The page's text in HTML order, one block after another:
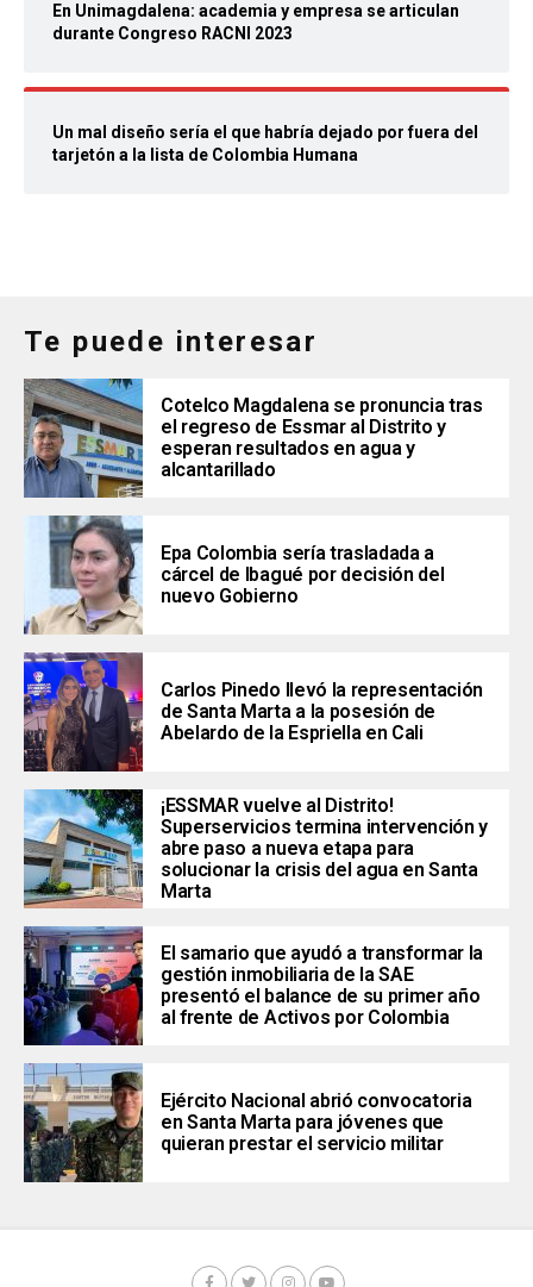
En Unimagdalena: academia y empresa se articulan
durante Congreso RACNI 2023
Un mal diseño sería el que habría dejado por fuera del
tarjetón a la lista de Colombia Humana
Te puede interesar
Cotelco Magdalena se pronuncia tras
el regreso de Essmar al Distrito y
esperan resultados en agua y
alcantarillado
Epa Colombia sería trasladada a
cárcel de Ibagué por decisión del
nuevo Gobierno
Carlos Pinedo llevó la representación
de Santa Marta a la posesión de
Abelardo de la Espriella en Cali
¡ESSMAR vuelve al Distrito!
Superservicios termina intervención y
abre paso a nueva etapa para
solucionar la crisis del agua en Santa
Marta
El samario que ayudó a transformar la
gestión inmobiliaria de la SAE
presentó el balance de su primer año
al frente de Activos por Colombia
Ejército Nacional abrió convocatoria
en Santa Marta para jóvenes que
quieran prestar el servicio militar